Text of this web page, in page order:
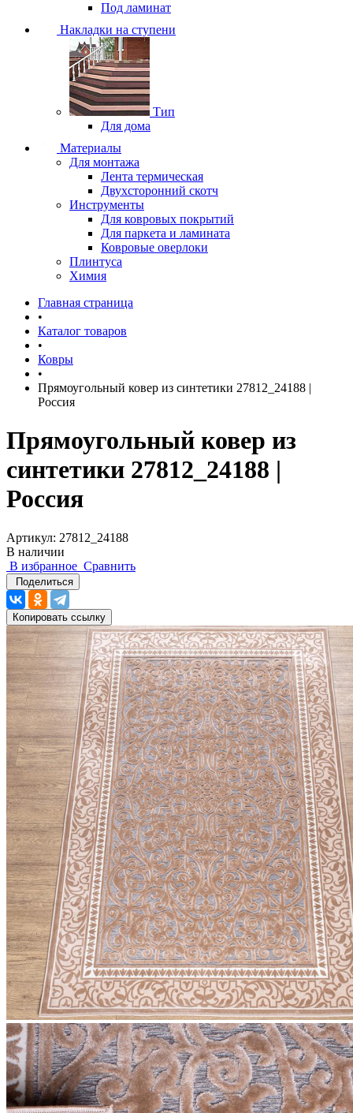
Под ламинат
Накладки на ступени
Тип
Для дома
Материалы
Для монтажа
Лента термическая
Двухсторонний скотч
Инструменты
Для ковровых покрытий
Для паркета и ламината
Ковровые оверлоки
Плинтуса
Химия
Главная страница
•
Каталог товаров
•
Ковры
•
Прямоугольный ковер из синтетики 27812_24188 |
Россия
Прямоугольный ковер из
синтетики 27812_24188 |
Россия
Артикул: 27812_24188
В наличии
В избранное Сравнить
Поделиться
Копировать ссылку